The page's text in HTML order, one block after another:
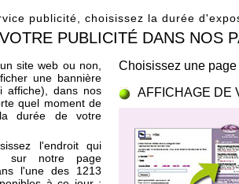
publicité, choisissez la durée
PUBLICITÉ DANS NOS
site web ou non,
une bannière
affiche), dans nos
quel moment de
durée de votre
l'endroit qui
sur notre page
l'une des 1213
Choisissez une
AFFICHAGE DE